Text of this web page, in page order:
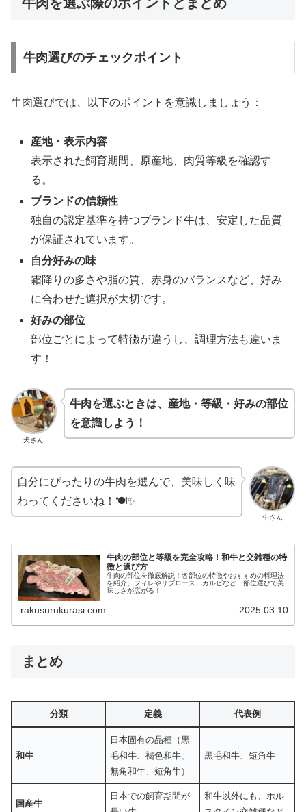
牛肉選びのチェックポイント
牛肉選びでは、以下のポイントを意識しましょう：
産地・表示内容
表示された飼育期間、原産地、肉質等級を確認す
る。
ブランドの信頼性
独自の認定基準を持つブランド牛は、安定した品質
が保証されています。
自分好みの味
霜降りの多さや脂の質、赤身のバランスなど、好み
に合わせた選択が大切です。
好みの部位
部位ごとによって特徴が違うし、調理方法も違いま
す！
犬さん
牛肉を選ぶときは、産地・等級・好みの部位
を意識しよう！
牛さん
自分にぴったりの牛肉を選んで、美味しく味
わってくださいね！🍽✨
牛肉の部位と等級を完全攻略！和牛と交雑種の特
徴と選び方
牛肉の部位を徹底解説！各部位の特徴やおすすめの料理法
を紹介。フィレやリブロース、カルビなど、部位選びで美
味しさが広がる！
rakusurukurasi.com 2025.03.10
まとめ
分類 定義 代表例
和牛
日本固有の品種（黒
毛和牛、褐色和牛、
無角和牛、短角牛）
黒毛和牛、短角牛
国産牛
日本での飼育期間が
和牛以外にも、ホル